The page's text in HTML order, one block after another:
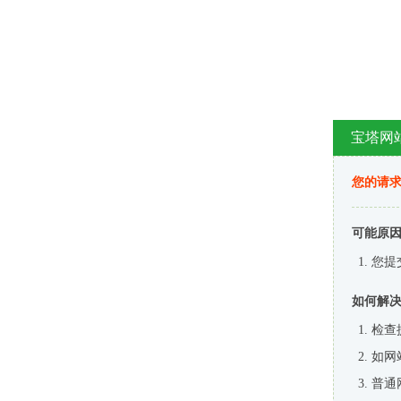
宝塔网
您的请
可能原
您提
如何解
检查
如网
普通